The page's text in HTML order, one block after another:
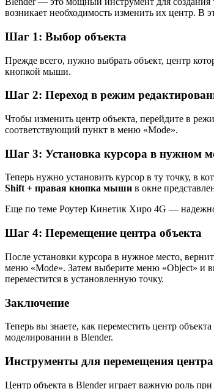
возникает необходимость изменить их центр. В
Шаг 1: Выбор объекта
Прежде всего, нужно выбрать объект, центр
кнопкой мыши.
Шаг 2: Переход в режим
Чтобы изменить центр объекта, перейдите в
соответствующий пункт в меню «Mode».
Шаг 3: Установка курсора в нужном
Теперь нужно установить курсор в ту точку, в
Shift + правая кнопка мыши в окне
Еще по теме Роутер Кинетик Хиро 4G —
Шаг 4: Перемещение центра объекта
После установки курсора в нужное место,
меню «Mode». Затем выберите меню «Object» и
переместится в установленную точку.
Заключение
Теперь вы знаете, как переместить центр
моделировании в Blender.
Инструменты для перемещения
Центр объекта в Blender играет важную роль